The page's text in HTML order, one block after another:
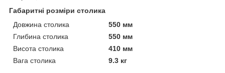
Габаритні розміри столика
Довжина столика
550 мм
Глибина столика
550 мм
Висота столика
410 мм
Вага столика
9.3 кг